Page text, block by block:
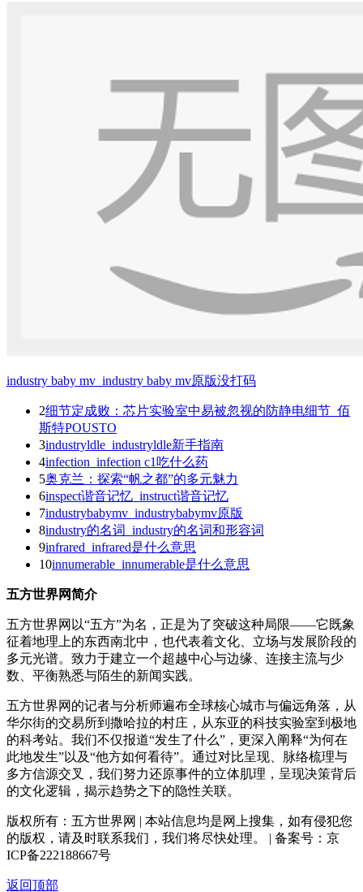
industry baby mv_industry baby mv原版没打码
2细节定成败：芯片实验室中易被忽视的防静电细节_佰
斯特POUSTO
3industryldle_industryldle新手指南
4infection_infection c1吃什么药
5奥克兰：探索“帆之都”的多元魅力
6inspect谐音记忆_instruct谐音记忆
7industrybabymv_industrybabymv原版
8industry的名词_industry的名词和形容词
9infrared_infrared是什么意思
10innumerable_innumerable是什么意思
五方世界网简介
五方世界网以“五方”为名，正是为了突破这种局限——它既象
征着地理上的东西南北中，也代表着文化、立场与发展阶段的
多元光谱。致力于建立一个超越中心与边缘、连接主流与少
数、平衡熟悉与陌生的新闻实践。
五方世界网的记者与分析师遍布全球核心城市与偏远角落，从
华尔街的交易所到撒哈拉的村庄，从东亚的科技实验室到极地
的科考站。我们不仅报道“发生了什么”，更深入阐释“为何在
此地发生”以及“他方如何看待”。通过对比呈现、脉络梳理与
多方信源交叉，我们努力还原事件的立体肌理，呈现决策背后
的文化逻辑，揭示趋势之下的隐性关联。
版权所有：五方世界网 | 本站信息均是网上搜集，如有侵犯您
的版权，请及时联系我们，我们将尽快处理。 | 备案号：京
ICP备222188667号
返回顶部